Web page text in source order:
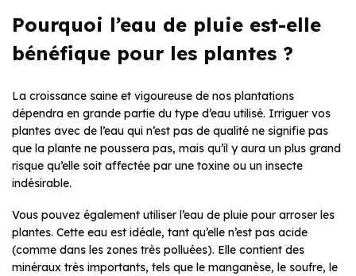
Pourquoi l’eau de pluie est-elle
bénéfique pour les plantes ?
La croissance saine et vigoureuse de nos plantations
dépendra en grande partie du type d’eau utilisé. Irriguer vos
plantes avec de l’eau qui n’est pas de qualité ne signifie pas
que la plante ne poussera pas, mais qu’il y aura un plus grand
risque qu’elle soit affectée par une toxine ou un insecte
indésirable.
Vous pouvez également utiliser l’eau de pluie pour arroser les
plantes. Cette eau est idéale, tant qu’elle n’est pas acide
(comme dans les zones très polluées). Elle contient des
minéraux très importants, tels que le manganèse, le soufre, le